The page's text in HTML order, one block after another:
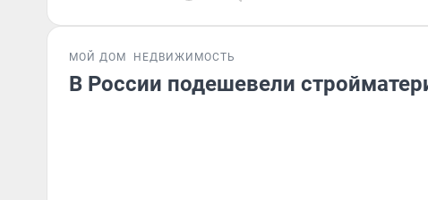
МОЙ ДОМ НЕДВИЖИМОСТЬ
В России подешевели